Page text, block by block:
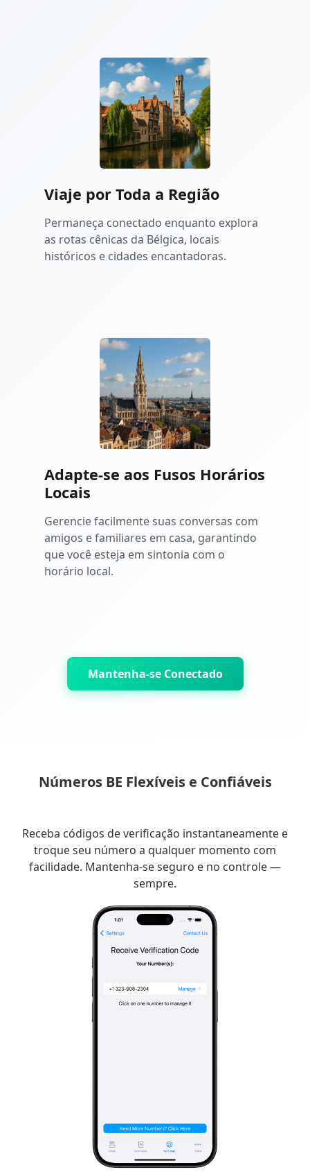
Viaje por Toda a Região
Permaneça conectado enquanto explora
as rotas cênicas da Bélgica, locais
históricos e cidades encantadoras.
Adapte-se aos Fusos Horários
Locais
Gerencie facilmente suas conversas com
amigos e familiares em casa, garantindo
que você esteja em sintonia com o
horário local.
Mantenha-se Conectado
Números BE Flexíveis e Confiáveis
Receba códigos de verificação instantaneamente e
troque seu número a qualquer momento com
facilidade. Mantenha-se seguro e no controle —
sempre.